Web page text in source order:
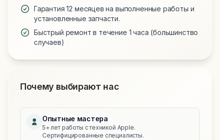
Гарантия 12 месяцев на выполненные работы и
установленные запчасти.
Быстрый ремонт в течение 1 часа (большинство
случаев)
Почему выбирают нас
Опытные мастера
5+ лет работы с техникой Apple.
Сертифицированные специалисты.